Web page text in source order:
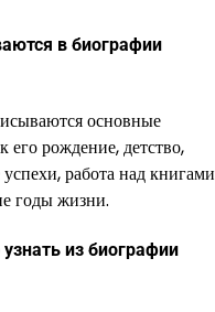
в биографии
основные
его рождение, детство,
работа над книгами
годы жизни.
из биографии